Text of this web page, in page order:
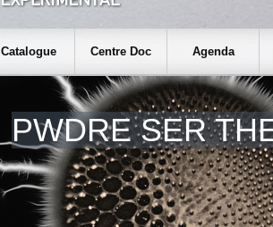
Catalogue Centre Doc Agenda
PWDRE SER